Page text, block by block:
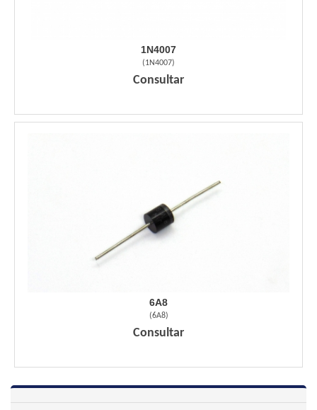
1N4007
(1N4007)
Consultar
6A8
(6A8)
Consultar